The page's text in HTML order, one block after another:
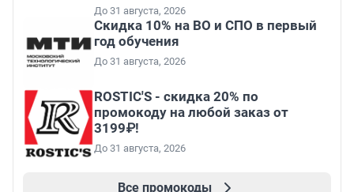
До 31 августа, 2026
Скидка 10% на ВО и СПО в первый
год обучения
До 31 августа, 2026
ROSTIC'S - скидка 20% по
промокоду на любой заказ от
3199₽!
До 31 августа, 2026
Все промокоды